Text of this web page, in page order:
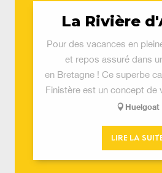
La Rivière
Pour des vacances en
et repos assuré dans
en Bretagne ! Ce superbe
Finistère est un concept de
Huelgoat
LIRE LA